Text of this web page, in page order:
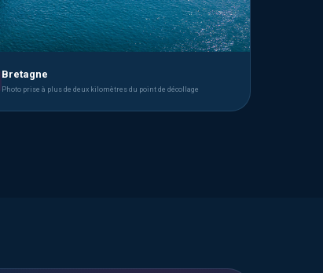
Bretagne
Photo prise à plus de deux kilomètres du point de décollage